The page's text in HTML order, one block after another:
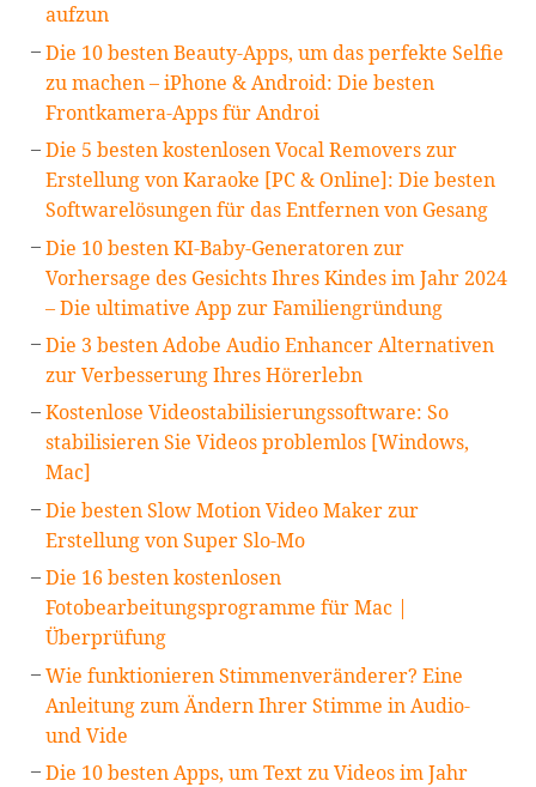
aufzun
Die 10 besten Beauty-Apps, um das perfekte Selfie
zu machen – iPhone & Android: Die besten
Frontkamera-Apps für Androi
Die 5 besten kostenlosen Vocal Removers zur
Erstellung von Karaoke [PC & Online]: Die besten
Softwarelösungen für das Entfernen von Gesang
Die 10 besten KI-Baby-Generatoren zur
Vorhersage des Gesichts Ihres Kindes im Jahr 2024
– Die ultimative App zur Familiengründung
Die 3 besten Adobe Audio Enhancer Alternativen
zur Verbesserung Ihres Hörerlebn
Kostenlose Videostabilisierungssoftware: So
stabilisieren Sie Videos problemlos [Windows,
Mac]
Die besten Slow Motion Video Maker zur
Erstellung von Super Slo-Mo
Die 16 besten kostenlosen
Fotobearbeitungsprogramme für Mac |
Überprüfung
Wie funktionieren Stimmenveränderer? Eine
Anleitung zum Ändern Ihrer Stimme in Audio-
und Vide
Die 10 besten Apps, um Text zu Videos im Jahr